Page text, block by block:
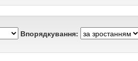
Впорядкування: